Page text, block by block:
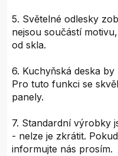
5. Světelné odlesky
nejsou součástí
od skla.
6. Kuchyňská deska
Pro tuto funkci se
panely.
7. Standardní výrobky
- nelze je zkrátit.
informujte nás prosím.